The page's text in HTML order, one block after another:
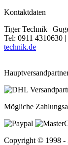
Kontaktdaten
Tiger Technik |
Tel: 0911 4310630
technik.de
Mögliche
Copyright © 1998 -